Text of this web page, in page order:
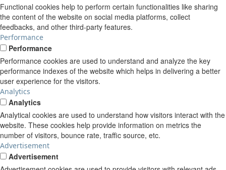
Functional cookies help to perform certain functionalities like sharing
the content of the website on social media platforms, collect
feedbacks, and other third-party features.
Performance
Performance
Performance cookies are used to understand and analyze the key
performance indexes of the website which helps in delivering a better
user experience for the visitors.
Analytics
Analytics
Analytical cookies are used to understand how visitors interact with the
website. These cookies help provide information on metrics the
number of visitors, bounce rate, traffic source, etc.
Advertisement
Advertisement